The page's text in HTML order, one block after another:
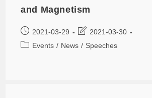
and Magnetism
2021-03-29
2021-03-30
Events / News / Speeches